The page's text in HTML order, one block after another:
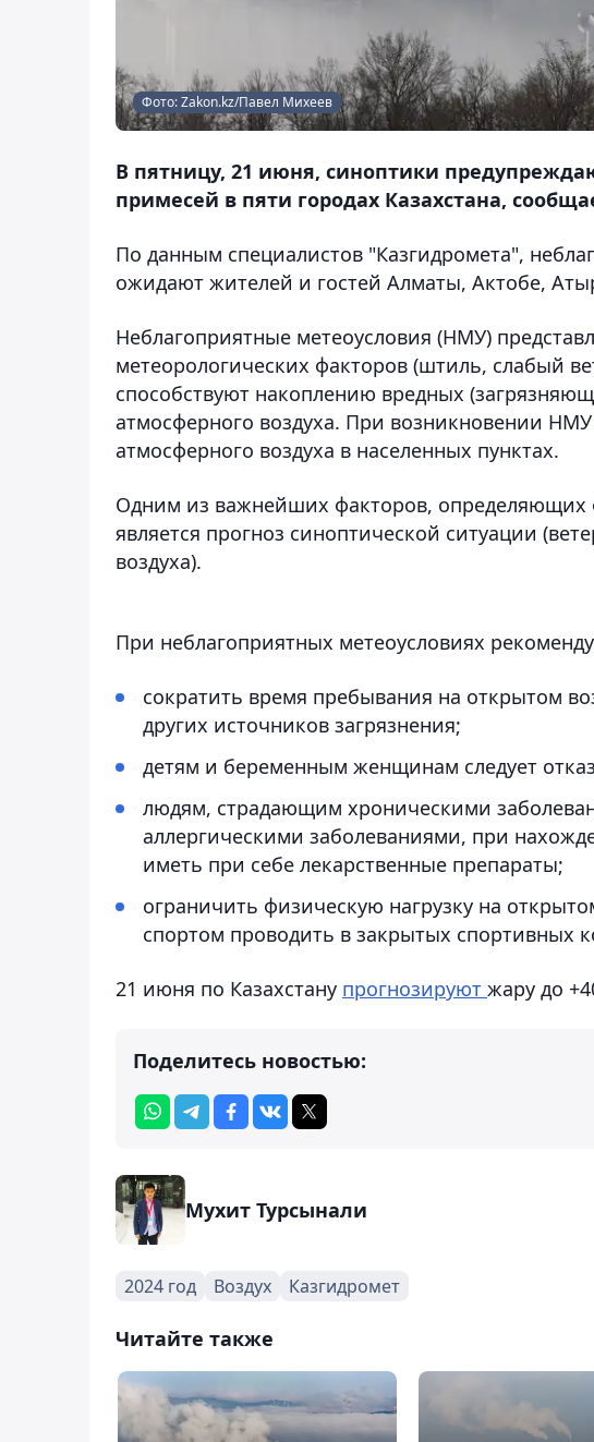
Фото: Zakon.kz/Павел Михеев
В пятницу, 21 июня, синоптики
примесей в пяти городах Казахстана,
По данным специалистов "Казгидромета",
ожидают жителей и гостей Алматы, Актобе,
Неблагоприятные метеоусловия (НМУ)
метеорологических факторов (штиль, слабый
способствуют накоплению вредных
атмосферного воздуха. При возникновении
атмосферного воздуха в населенных пунктах.
Одним из важнейших факторов, определяющих
является прогноз синоптической ситуации
воздуха).
При неблагоприятных метеоусловиях
сократить время пребывания на открытом
других источников загрязнения;
детям и беременным женщинам следует
людям, страдающим хроническими
аллергическими заболеваниями, при
иметь при себе лекарственные препараты;
ограничить физическую нагрузку на
спортом проводить в закрытых спортивных
21 июня по Казахстану прогнозируют жару до
Поделитесь новостью:
Мухит Турсынали
2024 год Воздух Казгидромет
Читайте также